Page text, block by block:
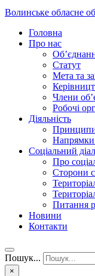
Волинське обласне
Головна
Про нас
Статут
Мета та
Члени
Робочі
Діяльність
Принципи
Напрямки
Соціальний
Про
Сторони
Питання
Новини
Контакти
Пошук...
×